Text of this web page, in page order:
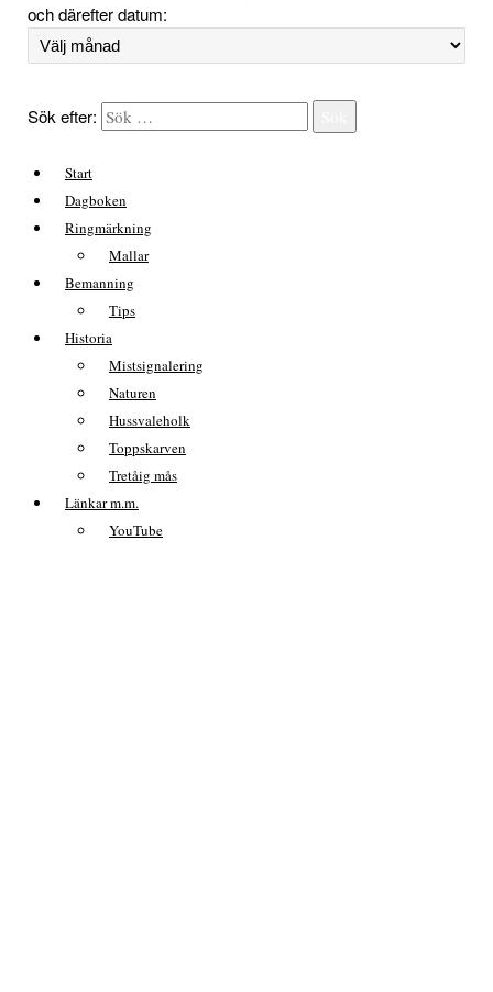
och därefter datum:
Sök efter:
Start
Dagboken
Ringmärkning
Mallar
Bemanning
Tips
Historia
Mistsignalering
Naturen
Hussvaleholk
Toppskarven
Tretåig mås
Länkar m.m.
YouTube